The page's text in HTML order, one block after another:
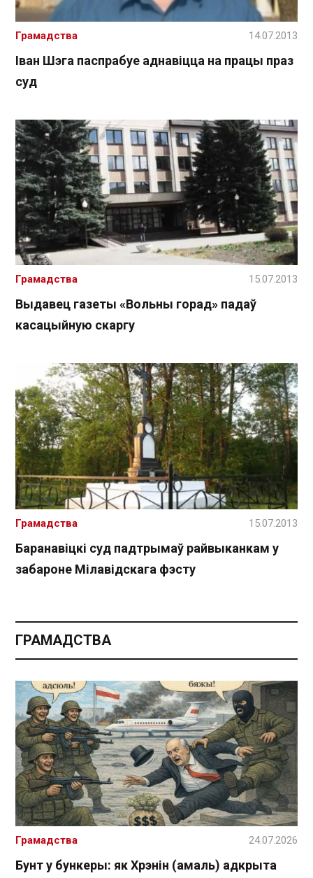
Іван Шэга паспрабуе аднавіцца на працы праз
суд
Грамадства 14.07.2013
Выдавец газеты «Вольны горад» падаў
касацыйную скаргу
Грамадства 15.07.2013
Баранавіцкі суд падтрымаў райвыканкам у
забароне Мілавідскага фэсту
Грамадства 15.07.2013
ГРАМАДСТВА
Бунт у бункеры: як Хрэнін (амаль) адкрыта
Грамадства 24.07.2026